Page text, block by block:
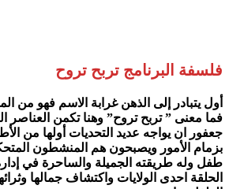
فلسفة البرنامج تربح تروح
أول يتبادر إلى الذهن غرابة الاسم فهو من
فما معنى ” تربح تروح” وهنا تكمن العناصر
جعفور ان يواجه عديد التحديات أولها من
بزمام الأمور ويصبحون هم المنشطون
طفل وله طريقته الجميلة والساحرة في
الحلقة احدى الولايات واكتشاف جمالها